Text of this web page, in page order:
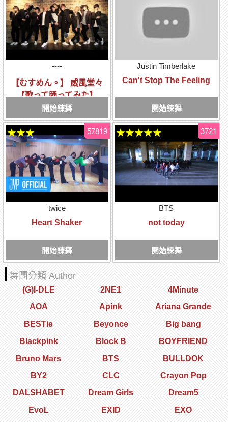
----
【むすめん。】 威風堂々
【歌って踊ってみた】
開始練舞
Justin Timberlake
Can't Stop The Feeling
開始練舞
twice
Heart Shaker
開始練舞
57819
★★★
BTS
not today
開始練舞
3721
★★★★★
舞團分類 Author
(G)I-DLE 2NE1
4Minute
AOA
Apink
Ariana Grande
BESTie
Beyonce
Big bang
Blackpink
Block B
BOYFRIEND
Bruno Mars
BTS
BULLDOK
BY2
CLC
Crayon Pop
DALSHABET
Dream Girls
Dream5
EvoL
EXID
EXO